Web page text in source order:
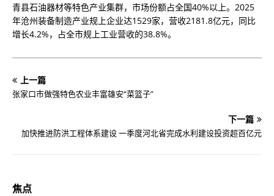
青县石油器材等特色产业集群，市场份额占全国40%以上。2025
年沧州装备制造产业规上企业达1529家，营收2181.8亿元，同比
增长4.2%，占全市规上工业营收的38.8%。
上一篇
张家口市做强特色农业丰富雄安“菜篮子”
下一篇
加快推进防洪工程体系建设 一季度河北省完成水利建设投资超百亿元
焦点